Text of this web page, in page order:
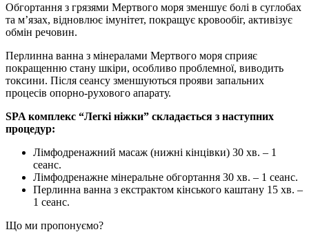
Обгортання з грязями Мертвого моря зменшує болі в суглобах
та м’язах, відновлює імунітет, покращує кровообіг, активізує
обмін речовин.
Перлинна ванна з мінералами Мертвого моря сприяє
покращенню стану шкіри, особливо проблемної, виводить
токсини. Після сеансу зменшуються прояви запальних
процесів опорно-рухового апарату.
SPA комплекс “Легкі ніжки” складається з наступних
процедур:
Лімфодренажний масаж (нижні кінцівки) 30 хв. – 1
сеанс.
Лімфодренажне мінеральне обгортання 30 хв. – 1 сеанс.
Перлинна ванна з екстрактом кінського каштану 15 хв. –
1 сеанс.
Що ми пропонуємо?